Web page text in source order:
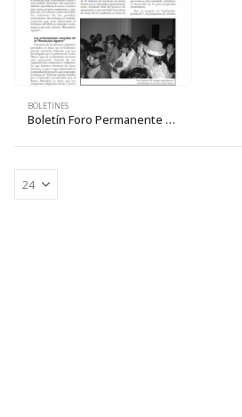
BOLETINES
Boletín Foro Permanente 4: El problema de tierra y territorio a la luz de las reformas del Gobierno